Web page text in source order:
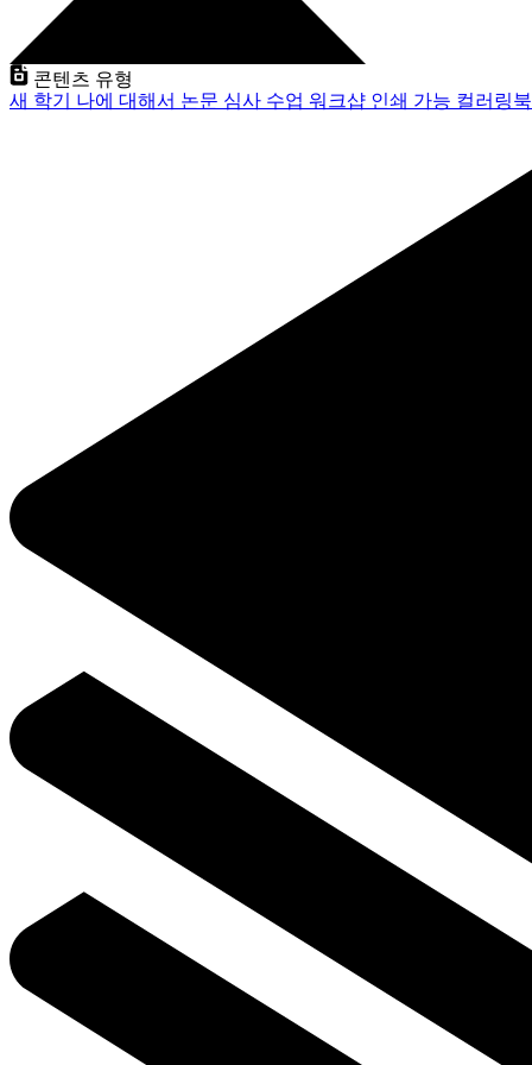
콘텐츠 유형
새 학기 나에 대해서 논문 심사 수업 워크샵 인쇄 가능 컬러링북